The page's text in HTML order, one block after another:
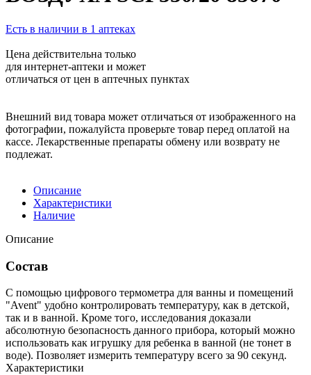
Есть в наличии в 1 аптеках
Цена действительна только
для интернет-аптеки и может
отличаться от цен в аптечных пунктах
Внешний вид товара может отличаться от изображенного на
фотографии, пожалуйста проверьте товар перед оплатой на
кассе. Лекарственные препараты обмену или возврату не
подлежат.
Описание
Характеристики
Наличие
Описание
Состав
С помощью цифрового термометра для ванны и помещений
"Avent" удобно контролировать температуру, как в детской,
так и в ванной. Кроме того, исследования доказали
абсолютную безопасность данного прибора, который можно
использовать как игрушку для ребенка в ванной (не тонет в
воде). Позволяет измерить температуру всего за 90 секунд.
Характеристики